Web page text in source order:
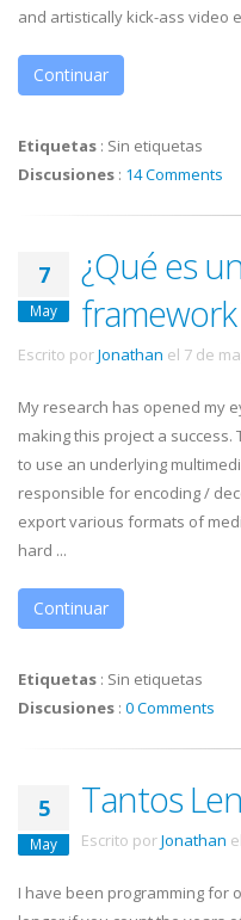
and artistically kick-ass video
Continuar
Etiquetas : Sin etiquetas
Discusiones : 14 Comments
7
May
¿Qué es
Escrito porJonathan el 7 de
My research has opened my
making this project a
to use an underlying
responsible for encoding /
export various formats of
hard ...
Continuar
Etiquetas : Sin etiquetas
Discusiones : 0 Comments
5
May
Tantos
Escrito porJonathan el
I have been programming for